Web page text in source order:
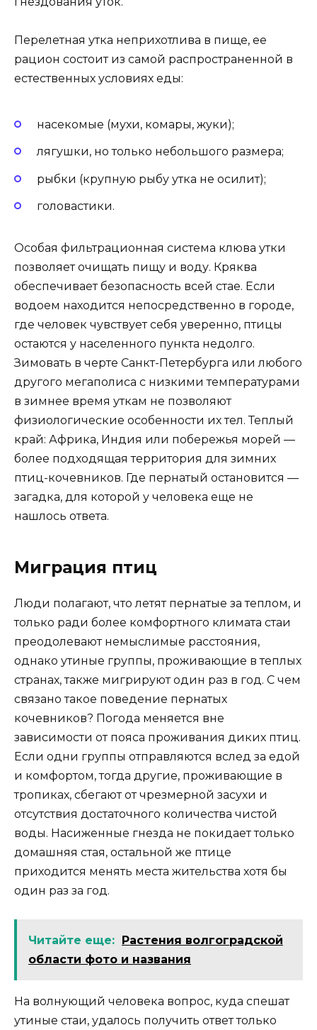
Перелетная утка неприхотлива в пище, ее
рацион состоит из самой распространенной в
естественных условиях еды:
насекомые (мухи, комары, жуки);
лягушки, но только небольшого размера;
рыбки (крупную рыбу утка не осилит);
головастики.
Особая фильтрационная система клюва утки
позволяет очищать пищу и воду. Кряква
обеспечивает безопасность всей стае. Если
водоем находится непосредственно в городе,
где человек чувствует себя уверенно, птицы
остаются у населенного пункта недолго.
Зимовать в черте Санкт-Петербурга или любого
другого мегаполиса с низкими температурами
в зимнее время уткам не позволяют
физиологические особенности их тел. Теплый
край: Африка, Индия или побережья морей —
более подходящая территория для зимних
птиц-кочевников. Где пернатый остановится —
загадка, для которой у человека еще не
нашлось ответа.
Миграция птиц
Люди полагают, что летят пернатые за теплом, и
только ради более комфортного климата стаи
преодолевают немыслимые расстояния,
однако утиные группы, проживающие в теплых
странах, также мигрируют один раз в год. С чем
связано такое поведение пернатых
кочевников? Погода меняется вне
зависимости от пояса проживания диких птиц.
Если одни группы отправляются вслед за едой
и комфортом, тогда другие, проживающие в
тропиках, сбегают от чрезмерной засухи и
отсутствия достаточного количества чистой
воды. Насиженные гнезда не покидает только
домашняя стая, остальной же птице
приходится менять места жительства хотя бы
один раз за год.
Читайте еще: Растения волгоградской
области фото и названия
На волнующий человека вопрос, куда спешат
утиные стаи, удалось получить ответ только